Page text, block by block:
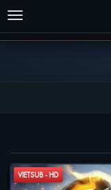
Menu
VIETSUB - HD